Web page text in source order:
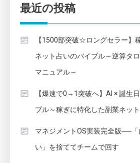
最近の投稿
【1500部突破☆ロングセラー】
ネット占いのバイブル～逆算タ
マニュアル～
【爆速で0→1突破へ】AI × 誕生
ブル～稼ぎに特化した副業ネッ
マネジメントOS実装完全版──
い」を捨ててチームで回す